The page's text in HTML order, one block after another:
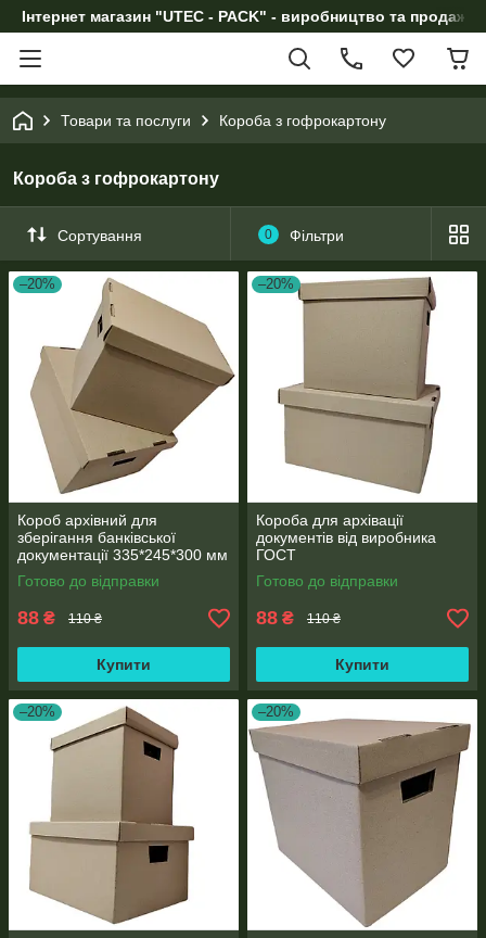
Інтернет магазин "UTEC - PACK" - виробництво та продаж
Товари та послуги Короба з гофрокартону
Короба з гофрокартону
Сортування 0 Фільтри
–20%
Короб архівний для
зберігання банківської
документації 335*245*300 мм
Готово до відправки
88 ₴ 110 ₴
Купити
–20%
Короба для архівації
документів від виробника
ГОСТ
Готово до відправки
88 ₴ 110 ₴
Купити
–20% –20%